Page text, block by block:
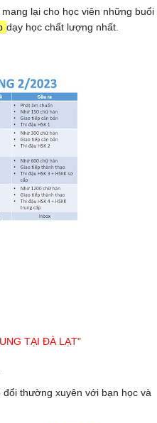
mang lại cho học viên những buổi
dạy học chất lượng nhất.
TẠI ĐÀ LẠT"
thường xuyên với bạn học và